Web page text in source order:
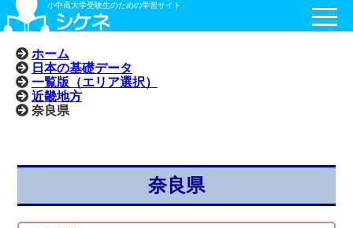
小中高大学受験生のための学習サイト
ホーム
日本の基礎データ
一覧版（エリア選択）
近畿地方
奈良県
奈良県